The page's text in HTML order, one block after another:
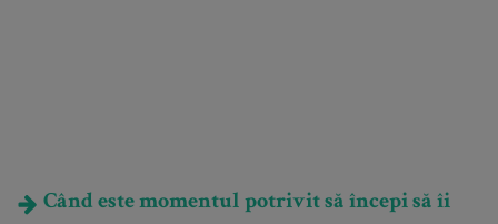
Când este momentul potrivit să începi să îi